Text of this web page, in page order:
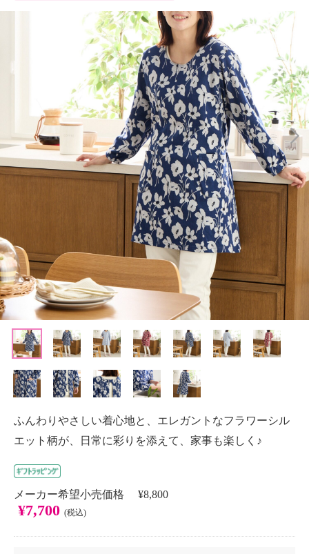
ふんわりやさしい着心地と、エレガントなフラワーシル
エット柄が、日常に彩りを添えて、家事も楽しく♪
メーカー希望小売価格 ¥8,800
¥7,700 (税込)